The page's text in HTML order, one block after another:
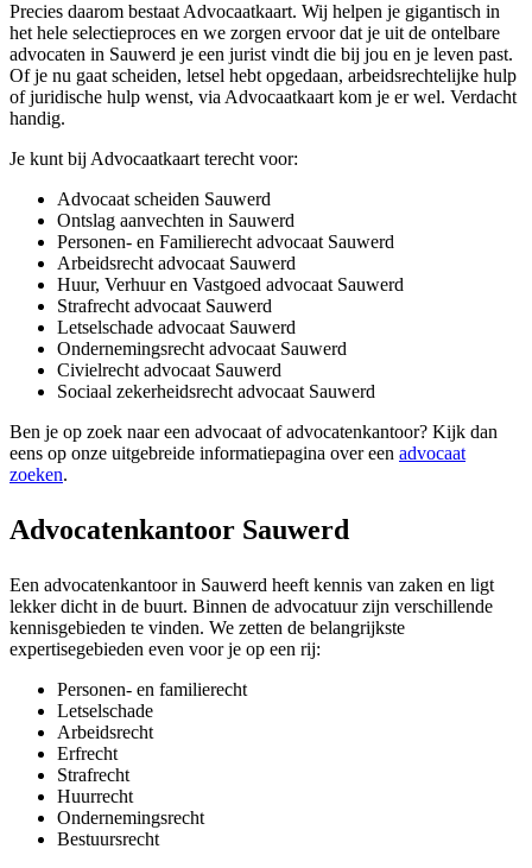
Precies daarom bestaat Advocaatkaart. Wij helpen je gigantisch in
het hele selectieproces en we zorgen ervoor dat je uit de ontelbare
advocaten in Sauwerd je een jurist vindt die bij jou en je leven past.
Of je nu gaat scheiden, letsel hebt opgedaan, arbeidsrechtelijke hulp
of juridische hulp wenst, via Advocaatkaart kom je er wel. Verdacht
handig.
Je kunt bij Advocaatkaart terecht voor:
Advocaat scheiden Sauwerd
Ontslag aanvechten in Sauwerd
Personen- en Familierecht advocaat Sauwerd
Arbeidsrecht advocaat Sauwerd
Huur, Verhuur en Vastgoed advocaat Sauwerd
Strafrecht advocaat Sauwerd
Letselschade advocaat Sauwerd
Ondernemingsrecht advocaat Sauwerd
Civielrecht advocaat Sauwerd
Sociaal zekerheidsrecht advocaat Sauwerd
Ben je op zoek naar een advocaat of advocatenkantoor? Kijk dan
eens op onze uitgebreide informatiepagina over een advocaat
zoeken.
Advocatenkantoor Sauwerd
Een advocatenkantoor in Sauwerd heeft kennis van zaken en ligt
lekker dicht in de buurt. Binnen de advocatuur zijn verschillende
kennisgebieden te vinden. We zetten de belangrijkste
expertisegebieden even voor je op een rij:
Personen- en familierecht
Letselschade
Arbeidsrecht
Erfrecht
Strafrecht
Huurrecht
Ondernemingsrecht
Bestuursrecht